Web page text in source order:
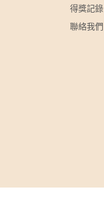
得獎記錄
聯絡我們